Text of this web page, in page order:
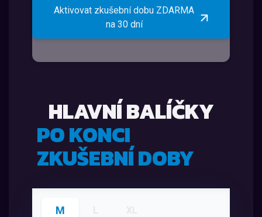
Aktivovat zkušební dobu ZDARMA
na 30 dní
HLAVNÍ BALÍČKY
PO KONCI
ZKUŠEBNÍ DOBY
M